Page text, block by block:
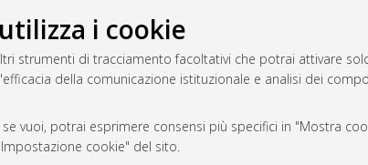
i cookie
strumenti di tracciamento facoltativi che potrai attivare
della comunicazione istituzionale e analisi dei
vuoi, potrai esprimere consensi più specifici in "Mostra
cookie" del sito.